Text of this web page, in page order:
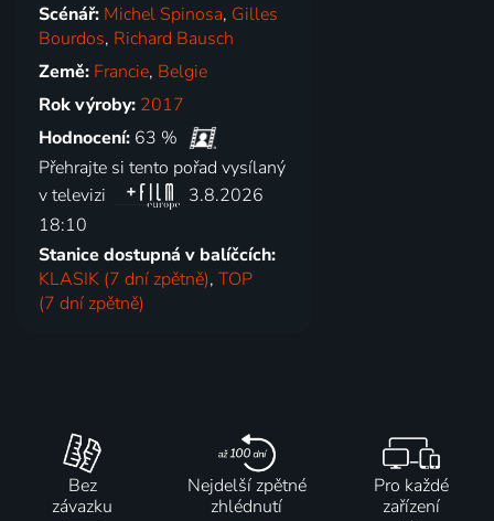
Scénář: Michel Spinosa, Gilles
Bourdos, Richard Bausch
Země: Francie, Belgie
Rok výroby: 2017
Hodnocení: 63 %
Přehrajte si tento pořad vysílaný
v televizi
3.8.2026
18:10
Stanice dostupná v balíčcích:
KLASIK (7 dní zpětně),TOP
(7 dní zpětně)
Bez
závazku
Nejdelší zpětné
zhlédnutí
Pro každé
zařízení